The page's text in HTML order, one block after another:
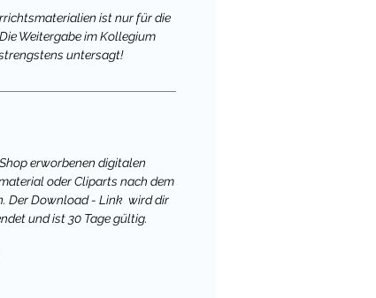
ist nur für die
Weitergabe im Kollegium
untersagt!
erworbenen digitalen
oder Cliparts nach dem
Der Download - Link wird dir
und ist 30 Tage gültig.